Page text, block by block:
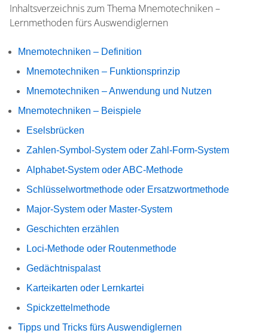
Inhaltsverzeichnis zum Thema Mnemotechniken –
Lernmethoden fürs Auswendiglernen
Mnemotechniken – Definition
Mnemotechniken – Funktionsprinzip
Mnemotechniken – Anwendung und Nutzen
Mnemotechniken – Beispiele
Eselsbrücken
Zahlen-Symbol-System oder Zahl-Form-System
Alphabet-System oder ABC-Methode
Schlüsselwortmethode oder Ersatzwortmethode
Major-System oder Master-System
Geschichten erzählen
Loci-Methode oder Routenmethode
Gedächtnispalast
Karteikarten oder Lernkartei
Spickzettelmethode
Tipps und Tricks fürs Auswendiglernen